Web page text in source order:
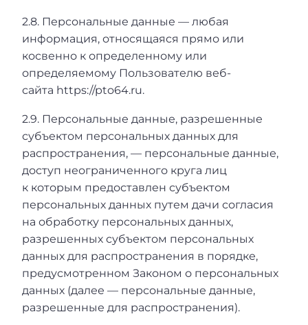
2.8. Персональные данные — любая
информация, относящаяся прямо или
косвенно к определенному или
определяемому Пользователю веб-
сайта https://pto64.ru.
2.9. Персональные данные, разрешенные
субъектом персональных данных для
распространения, — персональные данные,
доступ неограниченного круга лиц
к которым предоставлен субъектом
персональных данных путем дачи согласия
на обработку персональных данных,
разрешенных субъектом персональных
данных для распространения в порядке,
предусмотренном Законом о персональных
данных (далее — персональные данные,
разрешенные для распространения).